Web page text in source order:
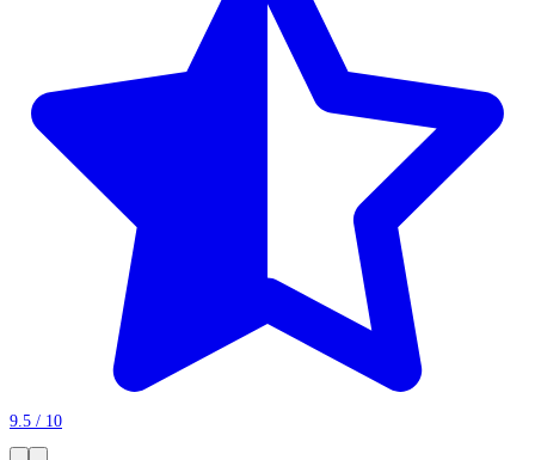
9.5 / 10